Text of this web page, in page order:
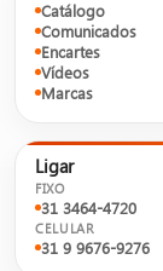
Catálogo
Comunicados
Encartes
Vídeos
Marcas
Ligar
FIXO
31 3464-4720
CELULAR
31 9 9676-9276